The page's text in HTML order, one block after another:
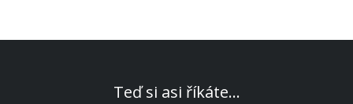
Teď si asi říkáte...